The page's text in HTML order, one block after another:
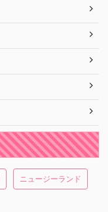
ニュージーランド